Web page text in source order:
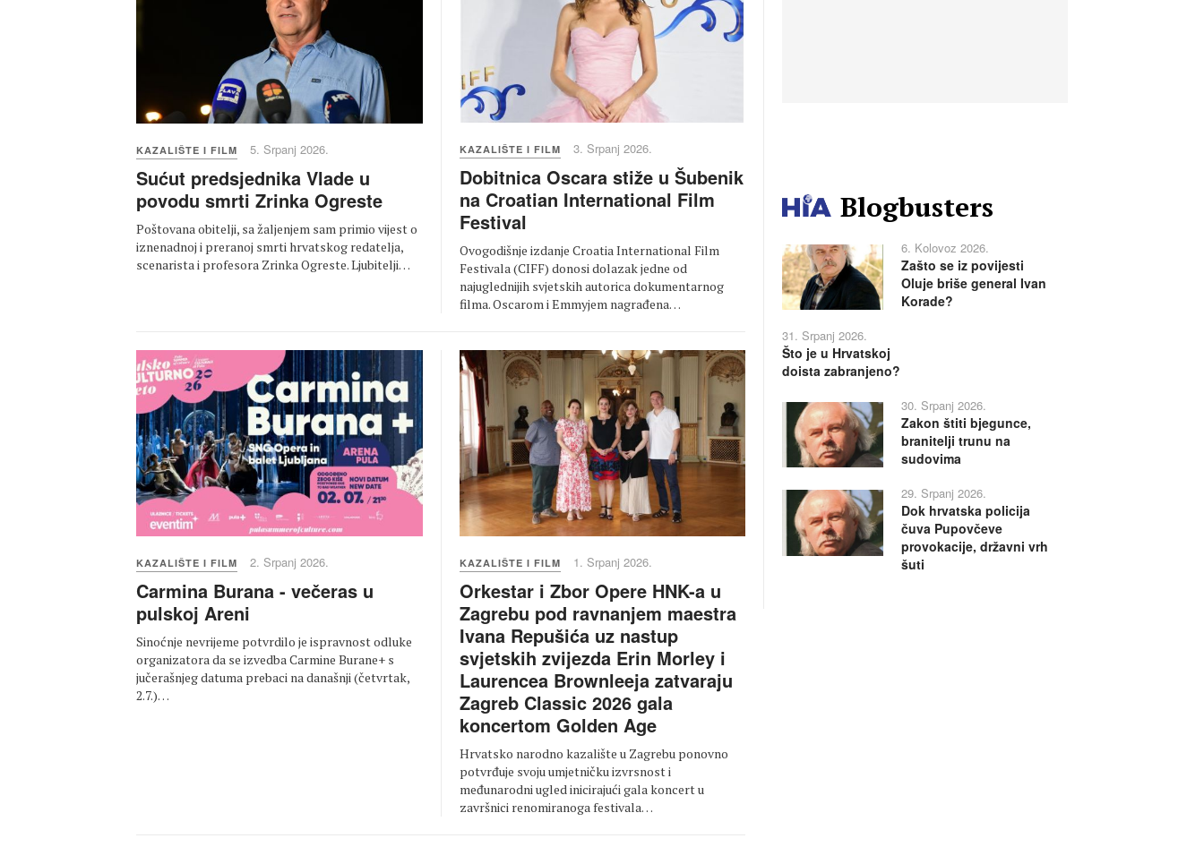
KAZALIŠTE I FILM 5. Srpanj 2026.
Sućut predsjednika Vlade u
povodu smrti Zrinka Ogreste
Poštovana obitelji, sa žaljenjem sam primio vijest o
iznenadnoj i preranoj smrti hrvatskog redatelja,
scenarista i profesora Zrinka Ogreste. Ljubitelji…
KAZALIŠTE I FILM 3. Srpanj 2026.
Dobitnica Oscara stiže u Šubenik
na Croatian International Film
Festival
Ovogodišnje izdanje Croatia International Film
Festivala (CIFF) donosi dolazak jedne od
najuglednijih svjetskih autorica dokumentarnog
filma. Oscarom i Emmyjem nagrađena…
KAZALIŠTE I FILM 2. Srpanj 2026.
Carmina Burana - večeras u
pulskoj Areni
Sinoćnje nevrijeme potvrdilo je ispravnost odluke
organizatora da se izvedba Carmine Burane+ s
jučerašnjeg datuma prebaci na današnji (četvrtak,
2.7.)…
KAZALIŠTE I FILM 1. Srpanj 2026.
Orkestar i Zbor Opere HNK-a u
Zagrebu pod ravnanjem maestra
Ivana Repušića uz nastup
svjetskih zvijezda Erin Morley i
Laurencea Brownleeja zatvaraju
Zagreb Classic 2026 gala
koncertom Golden Age
Hrvatsko narodno kazalište u Zagrebu ponovno
potvrđuje svoju umjetničku izvrsnost i
međunarodni ugled inicirajući gala koncert u
završnici renomiranoga festivala…
Blogbusters
6. Kolovoz 2026.
Zašto se iz povijesti
Oluje briše general Ivan
Korade?
31. Srpanj 2026.
Što je u Hrvatskoj
doista zabranjeno?
30. Srpanj 2026.
Zakon štiti bjegunce,
branitelji trunu na
sudovima
29. Srpanj 2026.
Dok hrvatska policija
čuva Pupovčeve
provokacije, državni vrh
šuti